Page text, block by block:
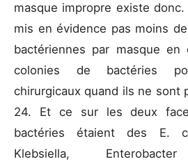
masque impropre existe
mis en évidence pas moins
bactériennes par masque en
colonies de bactéries
chirurgicaux quand ils ne sont
24. Et ce sur les deux
bactéries étaient des E.
Klebsiella,